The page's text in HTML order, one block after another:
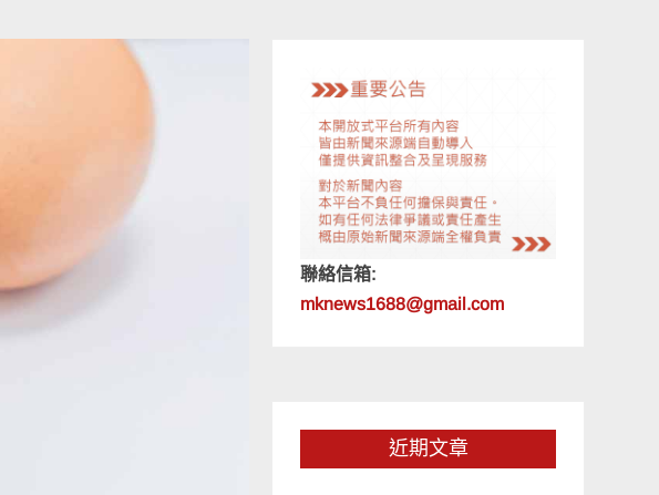
聯絡信箱:
mknews1688@gmail.com
近期文章